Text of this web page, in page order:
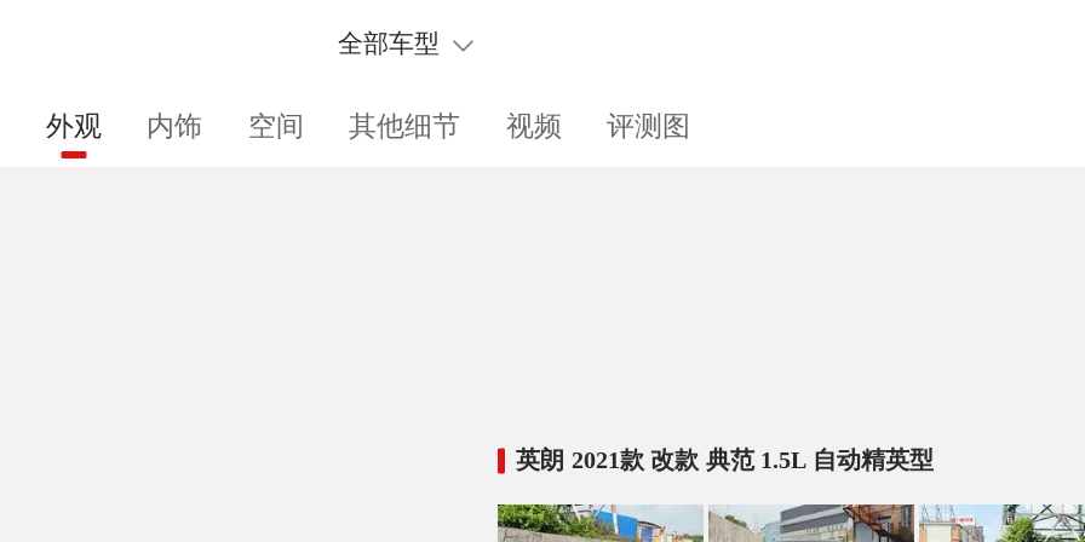
全部车型
外观 内饰 空间 其他细节 视频 评测图
英朗 2021款 改款 典范 1.5L 自动精英型